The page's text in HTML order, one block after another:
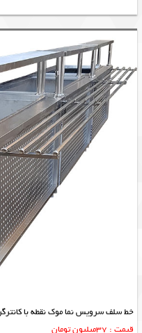
خط سلف سرویس نما موک نقطه با
قیمت : 37میلیون تومان